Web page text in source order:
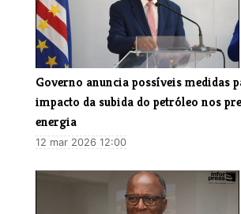
​Governo anuncia possíveis medidas
impacto da subida do petróleo nos
energia
12 mar 2026 12:00